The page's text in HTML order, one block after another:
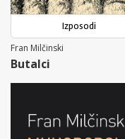
Izposodi
Fran Milčinski
Butalci